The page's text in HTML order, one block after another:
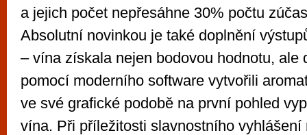
a jejich počet nepřesáhne 30% počtu
Absolutní novinkou je také doplnění
– vína získala nejen bodovou hodnotu, ale
pomocí moderního software vytvořili
ve své grafické podobě na první pohled
vína. Při příležitosti slavnostního vyhlášení